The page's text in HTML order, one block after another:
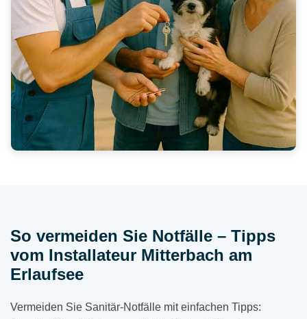
So vermeiden Sie Notfälle – Tipps
vom Installateur Mitterbach am
Erlaufsee
Vermeiden Sie Sanitär-Notfälle mit einfachen Tipps: